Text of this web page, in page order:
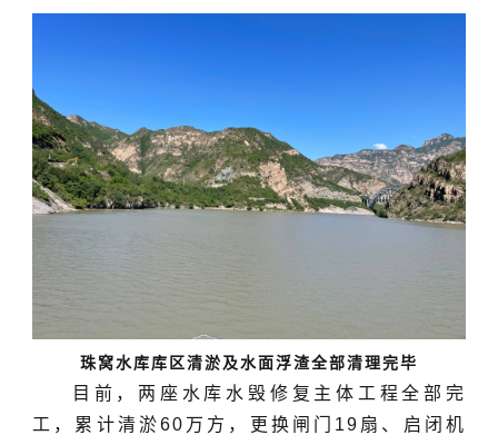
珠窝水库库区清淤及水面浮渣全部清理完毕
目前，两座水库水毁修复主体工程全部完
工，累计清淤60万方，更换闸门19扇、启闭机